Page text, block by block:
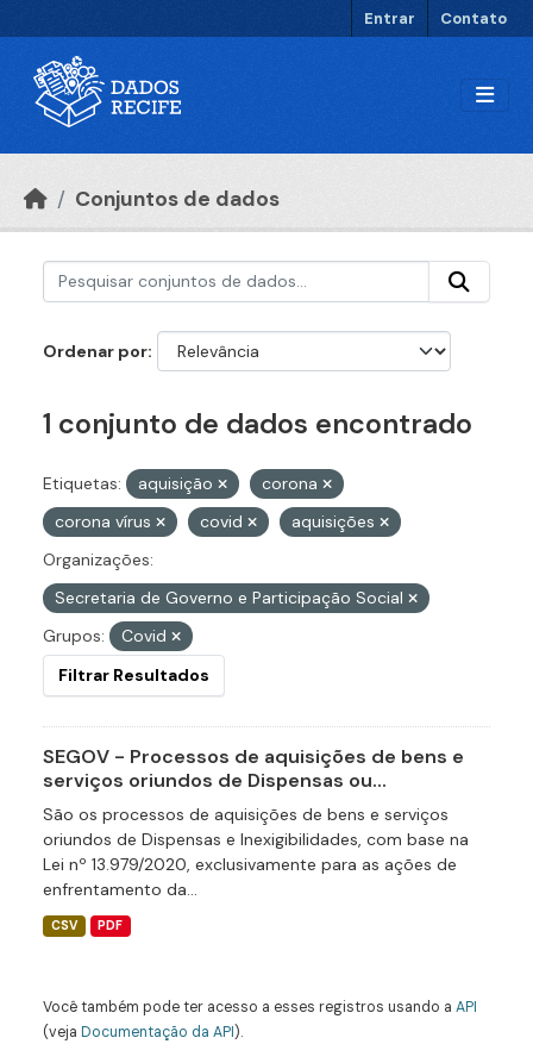
Entrar Contato
Conjuntos de dados
Ordenar por
1 conjunto de dados encontrado
Etiquetas: aquisição
corona
corona vírus
covid
aquisições
Organizações:
Secretaria de Governo e Participação Social
Grupos:
Covid
Filtrar Resultados
SEGOV - Processos de aquisições de bens e
serviços oriundos de Dispensas ou...
São os processos de aquisições de bens e serviços
oriundos de Dispensas e Inexigibilidades, com base na
Lei nº 13.979/2020, exclusivamente para as ações de
enfrentamento da...
CSV PDF
Você também pode ter acesso a esses registros usando a API
(veja Documentação da API).